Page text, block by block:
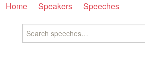
Home Speakers Speeches